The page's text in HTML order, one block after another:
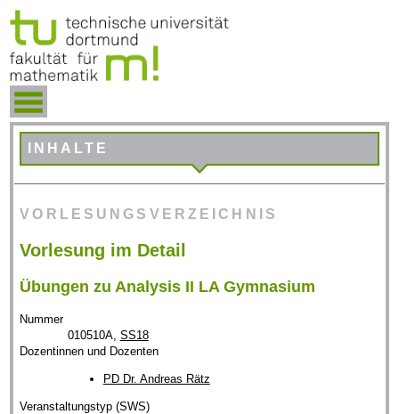
INHALTE
VORLESUNGSVERZEICHNIS
Vorlesung im Detail
Übungen zu Analysis II LA Gymnasium
Nummer
010510A, SS18
Dozentinnen und Dozenten
PD Dr. Andreas Rätz
Veranstaltungstyp (SWS)